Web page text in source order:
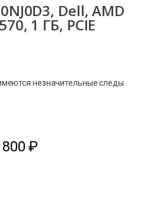
Dell, AMD
1 ГБ, PCIE
незначительные следы
800₽